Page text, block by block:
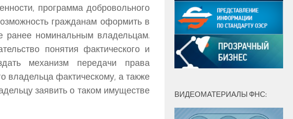
программа добровольного
гражданам оформить в
ранее номинальным владельцам.
понятия фактического и
механизм передачи права
владельца фактическому, а также
заявить о таком имуществе
ВИДЕОМАТЕРИАЛЫ ФНС: